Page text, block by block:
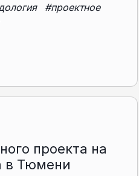
#проектное
проекта на
в Тюмени